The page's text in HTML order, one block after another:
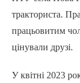
тракториста.
працьовитим
цінували друзі.
У квітні 2023